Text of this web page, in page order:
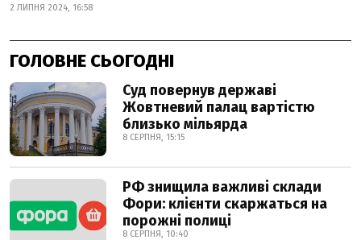
2 ЛИПНЯ 2024, 16:58
ГОЛОВНЕ СЬОГОДНІ
Суд повернув державі
Жовтневий палац вартістю
близько мільярда
8 СЕРПНЯ, 15:15
РФ знищила важливі склади
Фори: клієнти скаржаться на
порожні полиці
8 СЕРПНЯ, 10:40